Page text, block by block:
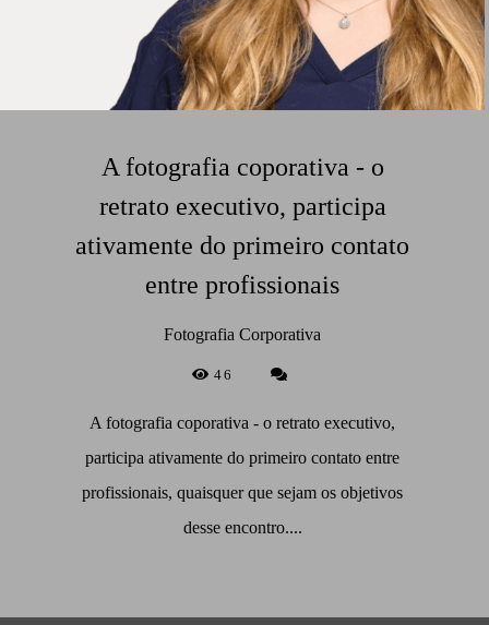
A fotografia coporativa - o
retrato executivo, participa
ativamente do primeiro contato
entre profissionais
Fotografia Corporativa
46
A fotografia coporativa - o retrato executivo,
participa ativamente do primeiro contato entre
profissionais, quaisquer que sejam os objetivos
desse encontro....